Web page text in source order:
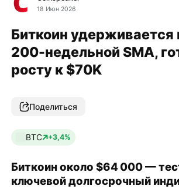
18 Июн 2026
Биткоин
200-недельной SMA,
росту к $70K
Поделиться
BTC +3,4%
Биткоин около $64 000 —
ключевой долгосрочный